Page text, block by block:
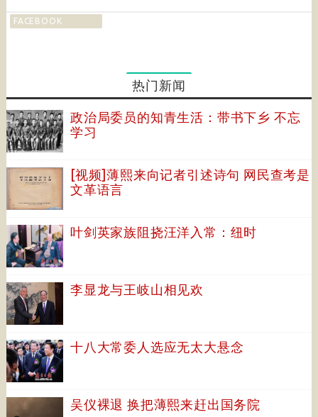
FACEBOOK
热门新闻
政治局委员的知青生活：带书下乡 不忘
学习
[视频]薄熙来向记者引述诗句 网民查考是
文革语言
叶剑英家族阻挠汪洋入常：纽时
李显龙与王岐山相见欢
十八大常委人选应无太大悬念
吴仪裸退 换把薄熙来赶出国务院